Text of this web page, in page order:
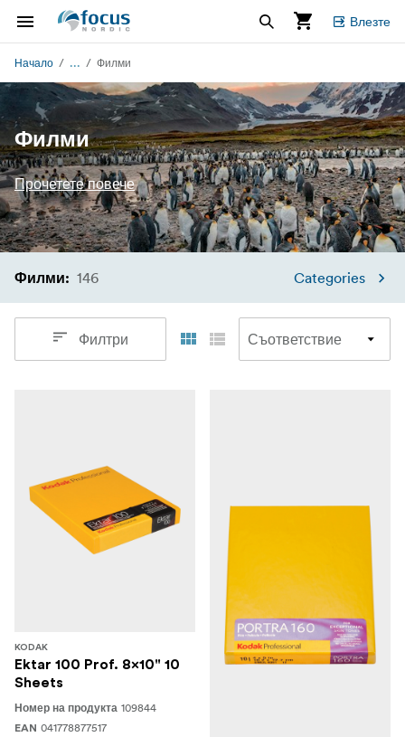
Влезте
Начало ... Филми
Филми
Прочетете повече
Филми: 146 Categories
Филтри
KODAK
Ektar 100 Prof. 8x10" 10
Sheets
Номер на продукта 109844
EAN 041778877517